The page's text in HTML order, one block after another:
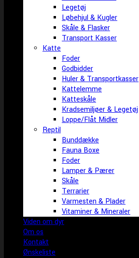
Legetøj
Løbehjul & Kugler
Skåle & Flasker
Transport Kasser
Katte
Foder
Godbidder
Huler & Transportkasser
Kattelemme
Katteskåle
Kradsemiljøer & Legetøj
Loppe/Flåt Midler
Reptil
Bunddække
Fauna Boxe
Foder
Lamper & Pærer
Skåle
Terrarier
Varmesten & Plader
Vitaminer & Mineraler
Viden om dyr
Om os
Kontakt
Ønskeliste